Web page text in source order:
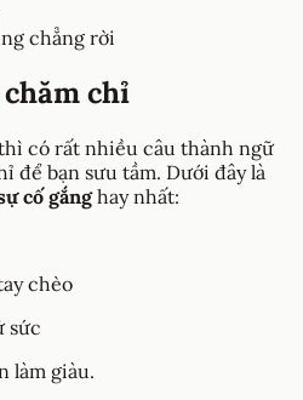
chẳng rời
chỉ
có rất nhiều câu thành ngữ
để bạn sưu tầm. Dưới đây là
cố gắnghay nhất:
chèo
sức
làm giàu.